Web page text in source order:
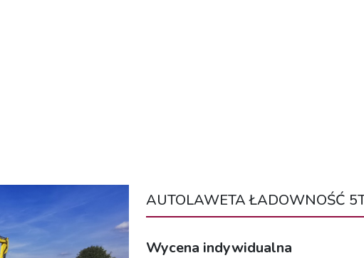
AUTOLAWETA ŁADOWNOŚĆ
Wycena indywidualna